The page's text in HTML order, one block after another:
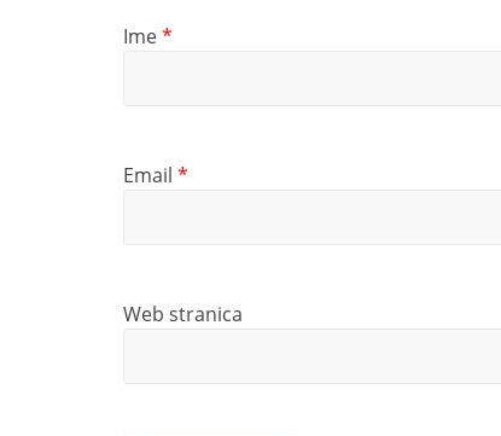
Ime*
Email *
Web stranica